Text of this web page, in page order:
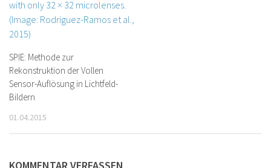
SPIE: Methode zur
Rekonstruktion der Vollen
Sensor-Auflösung in Lichtfeld-
Bildern
01.04.2015